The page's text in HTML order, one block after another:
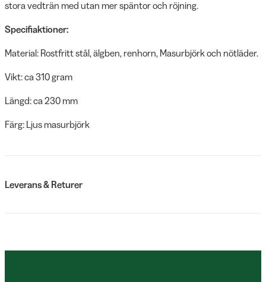
stora vedträn med utan mer späntor och röjning.
Specifiaktioner:
Material: Rostfritt stål, älgben, renhorn, Masurbjörk och nötläder.
Vikt: ca 310 gram
Längd: ca 230 mm
Färg: Ljus masurbjörk
Leverans & Returer